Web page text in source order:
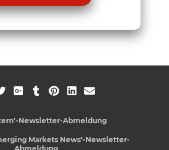
Newsletter-Abmeldung
Markets News'-Newsletter-